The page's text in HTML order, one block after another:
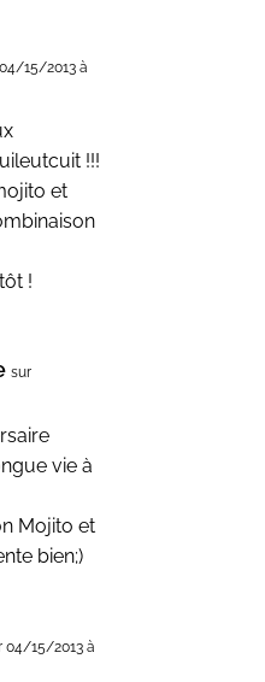
15/2013 à
!!!
et
!
sur
vie à
Mojito et
bien;)
04/15/2013 à